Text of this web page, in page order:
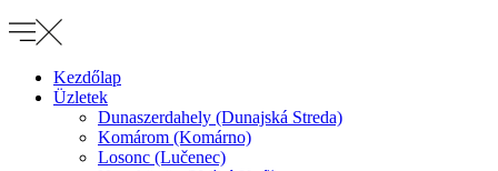
Kezdőlap
Üzletek
Dunaszerdahely (Dunajská Streda)
Komárom (Komárno)
Losonc (Lučenec)